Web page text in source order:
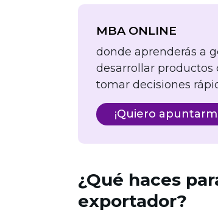
MBA ONLINE
donde aprenderás a
desarrollar productos
tomar decisiones
¡Quiero
¿Qué haces
exportador?